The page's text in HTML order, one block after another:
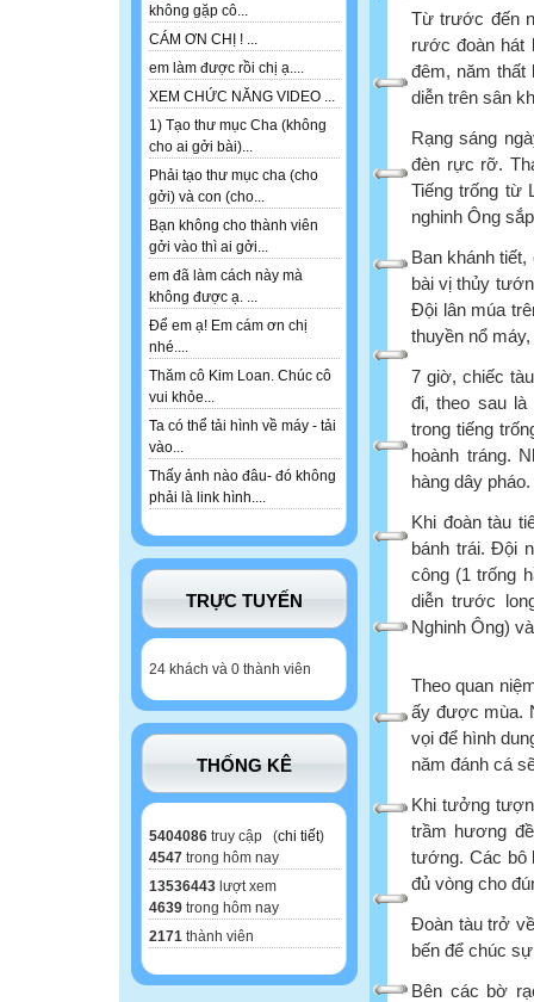
không gặp cô...
CÁM ƠN CHỊ ! ...
em làm được rồi chị ạ....
XEM CHỨC NĂNG VIDEO ...
1) Tạo thư mục Cha (không
cho ai gởi bài)...
Phải tạo thư mục cha (cho
gởi) và con (cho...
Bạn không cho thành viên
gởi vào thì ai gởi...
em đã làm cách này mà
không được ạ. ...
Để em ạ! Em cám ơn chị
nhé....
Thăm cô Kim Loan. Chúc cô
vui khỏe...
Ta có thể tải hình về máy - tải
vào...
Thấy ảnh nào đâu- đó không
phải là link hình....
TRỰC TUYẾN
24 khách và 0 thành viên
THỐNG KÊ
5404086 truy cập (chi tiết)
4547 trong hôm nay
13536443 lượt xem
4639 trong hôm nay
2171 thành viên
Từ trước đến
rước đoàn hát
đêm, năm thất
diễn trên sân
Rạng sáng
đèn rực rỡ.
Tiếng trống từ
nghinh Ông
Ban khánh
bài vị thủy
Ðội lân múa
thuyền nổ
7 giờ, chiếc
đi, theo sau
trong tiếng
hoành tráng.
hàng dây
Khi đoàn tàu
bánh trái. Ðội
công (1 trống
diễn trước
Nghinh Ông)
Theo quan
ấy được mùa.
vọi để hình
năm đánh cá
Khi tưởng
trầm hương
tướng. Các bô
đủ vòng cho
Ðoàn tàu trở
bến để chúc
Bên các bờ